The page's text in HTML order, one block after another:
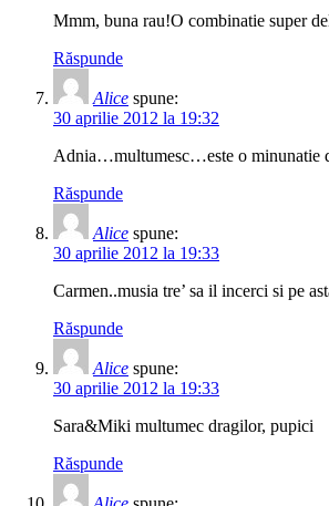
Mmm, buna rau!O combinatie super
Răspunde
Alice spune:
30 aprilie 2012 la 19:32
Adnia…multumesc…este o minunatie
Răspunde
Alice spune:
30 aprilie 2012 la 19:33
Carmen..musia tre’ sa il incerci si pe
Răspunde
Alice spune:
30 aprilie 2012 la 19:33
Sara&Miki multumec dragilor, pupici
Răspunde